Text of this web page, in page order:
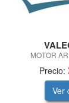
MOTOR
Precio:
Ver